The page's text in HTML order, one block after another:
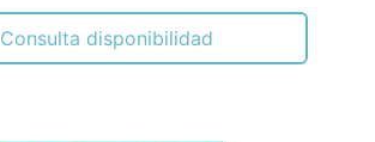
Consulta disponibilidad